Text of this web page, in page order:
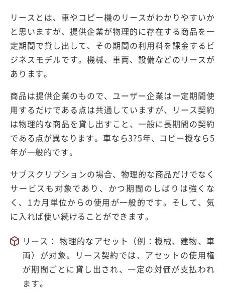
リースとは、車やコピー機のリースがわかりやすいか
と思いますが、提供企業が物理的に存在する商品を一
定期間で貸し出して、その期間の利用料を課金するビ
ジネスモデルです。機械、車両、設備などのリースが
あります。
商品は提供企業のもので、ユーザー企業は一定期間使
用するだけである点は共通していますが、リース契約
は物理的な商品を貸し出すこと、一般に長期間の契約
である点が異なります。車なら3?5年、コピー機なら5
年が一般的です。
サブスクリプションの場合、物理的な商品だけでなく
サービスも対象であり、かつ期間のしばりは強くな
く、1カ月単位からの使用が一般的です。そして、気
に入れば使い続けることができます。
リース： 物理的なアセット（例：機械、建物、車
両）が対象。リース契約では、アセットの使用権
が期間ごとに貸し出され、一定の対価が支払われ
ます。